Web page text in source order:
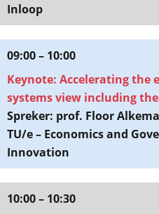
Inloop
09:00 – 10:00
Keynote: Accelerating the
systems view including
Spreker: prof. Floor
TU/e – Economics and
Innovation
10:00 – 10:30